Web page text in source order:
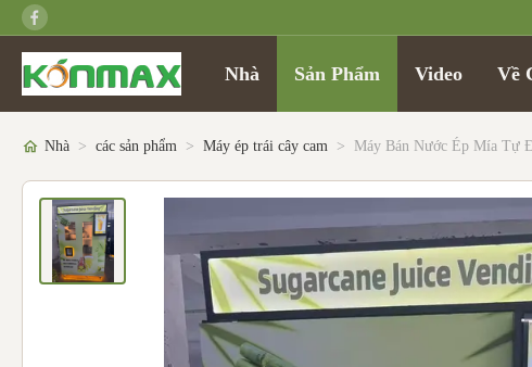
Nhà Sản Phẩm Video Về
Nhà > các sản phẩm > Máy ép trái cây cam > Máy Bán Nước Ép Mía Tự